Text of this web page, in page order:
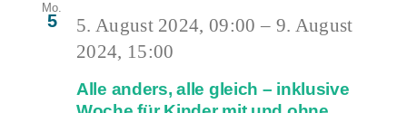
Mo.
5
Alle anders, alle gleich – inklusive
5. August 2024, 09:00 – 9. August
2024, 15:00